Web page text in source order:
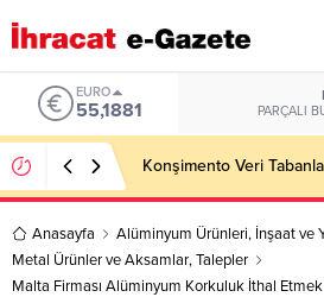
ALTIN
6.660,55 PARÇALI
Hotel Towel Importer
Anasayfa Alüminyum Ürünleri, İnşaat ve
Metal Ürünler ve Aksamlar,Talepler
Malta Firması Alüminyum Korkuluk İthal